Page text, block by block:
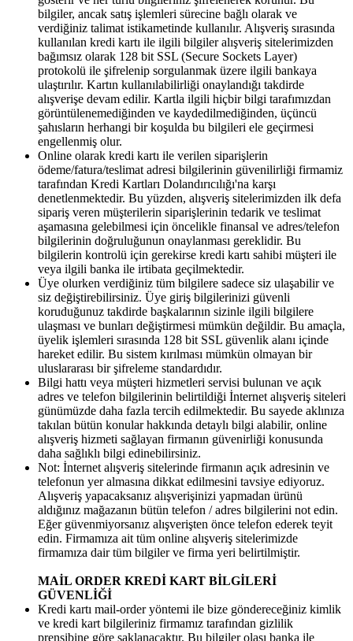
bilgiler, ancak satış işlemleri sürecine bağlı olarak ve
verdiğiniz talimat istikametinde kullanılır. Alışveriş sırasında
kullanılan kredi kartı ile ilgili bilgiler alışveriş sitelerimizden
bağımsız olarak 128 bit SSL (Secure Sockets Layer)
protokolü ile şifrelenip sorgulanmak üzere ilgili bankaya
ulaştırılır. Kartın kullanılabilirliği onaylandığı takdirde
alışverişe devam edilir. Kartla ilgili hiçbir bilgi tarafımızdan
görüntülenemediğinden ve kaydedilmediğinden, üçüncü
şahısların herhangi bir koşulda bu bilgileri ele geçirmesi
engellenmiş olur.
Online olarak kredi kartı ile verilen siparişlerin
ödeme/fatura/teslimat adresi bilgilerinin güvenilirliği firmamiz
tarafından Kredi Kartları Dolandırıcılığı'na karşı
denetlenmektedir. Bu yüzden, alışveriş sitelerimizden ilk defa
sipariş veren müşterilerin siparişlerinin tedarik ve teslimat
aşamasına gelebilmesi için öncelikle finansal ve adres/telefon
bilgilerinin doğruluğunun onaylanması gereklidir. Bu
bilgilerin kontrolü için gerekirse kredi kartı sahibi müşteri ile
veya ilgili banka ile irtibata geçilmektedir.
Üye olurken verdiğiniz tüm bilgilere sadece siz ulaşabilir ve
siz değiştirebilirsiniz. Üye giriş bilgilerinizi güvenli
koruduğunuz takdirde başkalarının sizinle ilgili bilgilere
ulaşması ve bunları değiştirmesi mümkün değildir. Bu amaçla,
üyelik işlemleri sırasında 128 bit SSL güvenlik alanı içinde
hareket edilir. Bu sistem kırılması mümkün olmayan bir
uluslararası bir şifreleme standardıdır.
Bilgi hattı veya müşteri hizmetleri servisi bulunan ve açık
adres ve telefon bilgilerinin belirtildiği İnternet alışveriş siteleri
günümüzde daha fazla tercih edilmektedir. Bu sayede aklınıza
takılan bütün konular hakkında detaylı bilgi alabilir, online
alışveriş hizmeti sağlayan firmanın güvenirliği konusunda
daha sağlıklı bilgi edinebilirsiniz.
Not: İnternet alışveriş sitelerinde firmanın açık adresinin ve
telefonun yer almasına dikkat edilmesini tavsiye ediyoruz.
Alışveriş yapacaksanız alışverişinizi yapmadan ürünü
aldığınız mağazanın bütün telefon / adres bilgilerini not edin.
Eğer güvenmiyorsanız alışverişten önce telefon ederek teyit
edin. Firmamıza ait tüm online alışveriş sitelerimizde
firmamıza dair tüm bilgiler ve firma yeri belirtilmiştir.
MAİL ORDER KREDİ KART BİLGİLERİ
GÜVENLİĞİ
Kredi kartı mail-order yöntemi ile bize göndereceğiniz kimlik
ve kredi kart bilgileriniz firmamız tarafından gizlilik
prensibine göre saklanacaktır. Bu bilgiler olası banka ile